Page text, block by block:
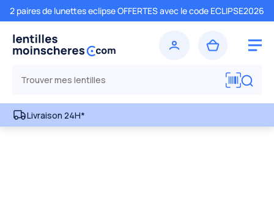
2 paires de lunettes eclipse OFFERTES avec le code ECLIPSE2026
Livraison 24H*